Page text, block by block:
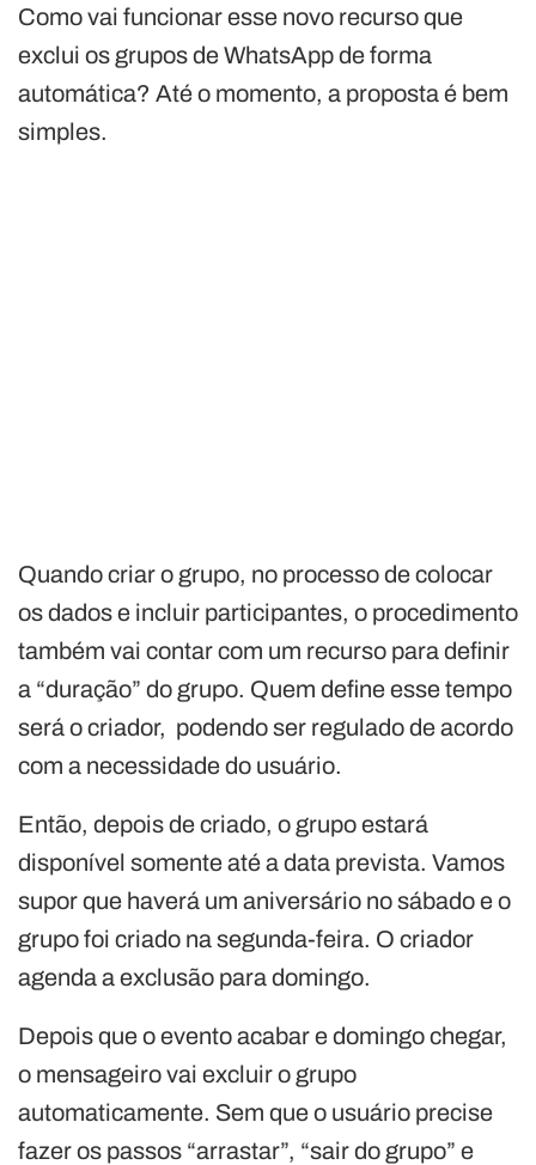
Como vai funcionar esse novo recurso que
exclui os grupos de WhatsApp de forma
automática? Até o momento, a proposta é bem
simples.
Quando criar o grupo, no processo de colocar
os dados e incluir participantes, o procedimento
também vai contar com um recurso para definir
a “duração” do grupo. Quem define esse tempo
será o criador, podendo ser regulado de acordo
com a necessidade do usuário.
Então, depois de criado, o grupo estará
disponível somente até a data prevista. Vamos
supor que haverá um aniversário no sábado e o
grupo foi criado na segunda-feira. O criador
agenda a exclusão para domingo.
Depois que o evento acabar e domingo chegar,
o mensageiro vai excluir o grupo
automaticamente. Sem que o usuário precise
fazer os passos “arrastar”, “sair do grupo” e